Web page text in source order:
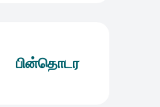
பின்தொடர